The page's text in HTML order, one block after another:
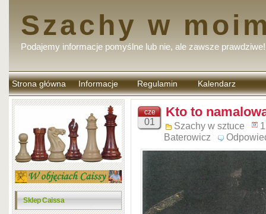
Szachy w
Podajemy informacje pomyślne lub nie, ale zawsze prawdziwe!
Strona główna Informacje Regulamin
komentarzy
Kalendarz
Sklep Caissa
cze
01
Kto to
Szachy w sztuce
Baterowicz